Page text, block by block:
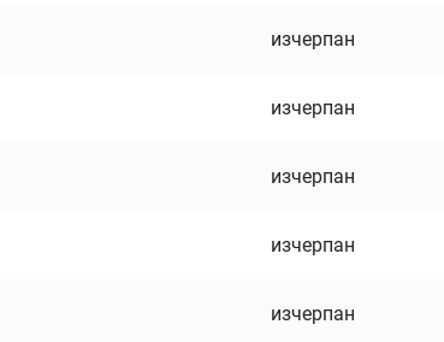
изчерпан
изчерпан
изчерпан
изчерпан
изчерпан